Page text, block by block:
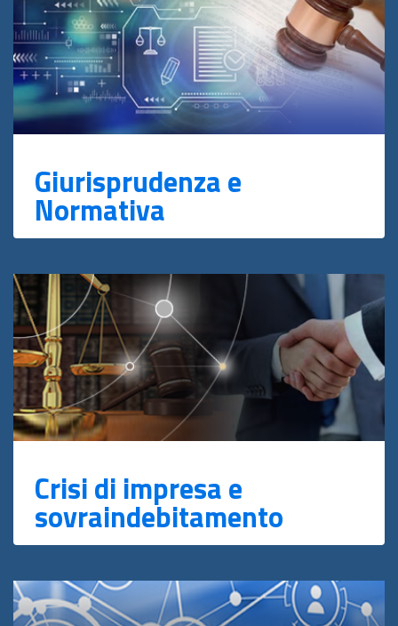
Giurisprudenza e
Normativa
Crisi di impresa e
sovraindebitamento